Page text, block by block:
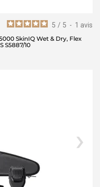
5 / 5 - 1 avis
SkinIQ Wet & Dry, Flex
S5887/10